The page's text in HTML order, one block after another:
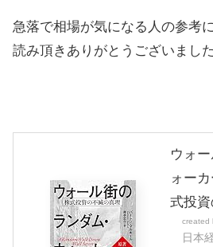
急落で相場が気になる人の参考
読み頂きありがとうございました
ウォ
ォー
式投
created
日本